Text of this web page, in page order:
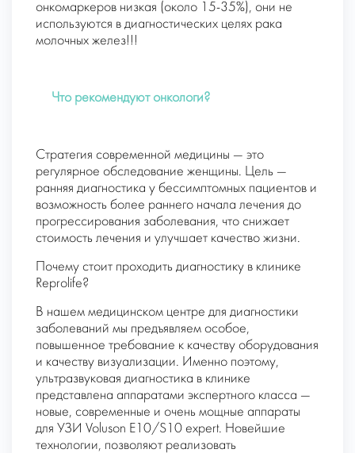
онкомаркеров низкая (около 15-35%), они не
используются в диагностических целях рака
молочных желез!!!
Что рекомендуют онкологи?
Стратегия современной медицины — это
регулярное обследование женщины. Цель —
ранняя диагностика у бессимптомных пациентов и
возможность более раннего начала лечения до
прогрессирования заболевания, что снижает
стоимость лечения и улучшает качество жизни.
Почему стоит проходить диагностику в клинике
Reprolife?
В нашем медицинском центре для диагностики
заболеваний мы предъявляем особое,
повышенное требование к качеству оборудования
и качеству визуализации. Именно поэтому,
ультразвуковая диагностика в клинике
представлена аппаратами экспертного класса —
новые, современные и очень мощные аппараты
для УЗИ Voluson E10/S10 expert. Новейшие
технологии, позволяют реализовать